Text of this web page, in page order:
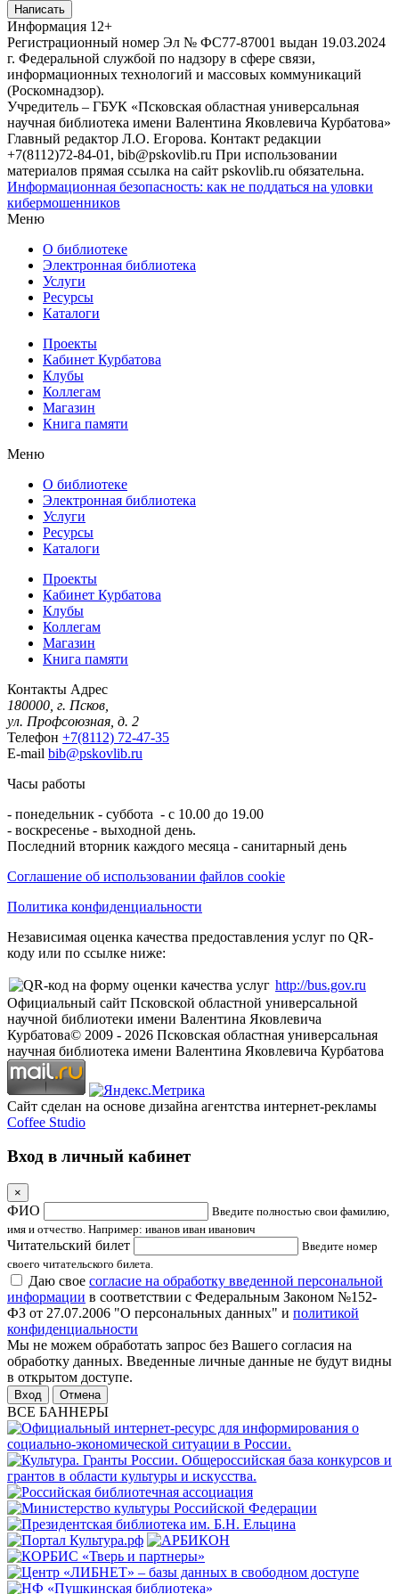
Написать
Информация 12+
Регистрационный номер Эл № ФС77-87001 выдан 19.03.2024
г. Федеральной службой по надзору в сфере связи,
информационных технологий и массовых коммуникаций
(Роскомнадзор).
Учредитель – ГБУК «Псковская областная универсальная
научная библиотека имени Валентина Яковлевича Курбатова»
Главный редактор Л.О. Егорова. Контакт редакции
+7(8112)72-84-01, bib@pskovlib.ru При использовании
материалов прямая ссылка на сайт pskovlib.ru обязательна.
Информационная безопасность: как не поддаться на уловки
кибермошенников
Меню
О библиотеке
Электронная библиотека
Услуги
Ресурсы
Каталоги
Проекты
Кабинет Курбатова
Клубы
Коллегам
Магазин
Книга памяти
Меню
О библиотеке
Электронная библиотека
Услуги
Ресурсы
Каталоги
Проекты
Кабинет Курбатова
Клубы
Коллегам
Магазин
Книга памяти
Контакты Адрес
180000, г. Псков,
ул. Профсоюзная, д. 2
Телефон +7(8112) 72-47-35
E-mail bib@pskovlib.ru
Часы работы
- понедельник - суббота - с 10.00 до 19.00
- воскресенье - выходной день.
Последний вторник каждого месяца - санитарный день
Соглашение об использовании файлов cookie
Политика конфиденциальности
Независимая оценка качества предоставления услуг по QR-
коду или по ссылке ниже:
http://bus.gov.ru
Официальный сайт Псковской областной универсальной
научной библиотеки имени Валентина Яковлевича
Курбатова© 2009 - 2026 Псковская областная универсальная
научная библиотека имени Валентина Яковлевича Курбатова
Сайт сделан на основе дизайна агентства интернет-рекламы
Coffee Studio
Вход в личный кабинет
×
ФИО
Введите полностью свои фамилию,
имя и отчество. Например: иванов иван иванович
Читательский билет
Введите номер
своего читательского билета.
Даю свое согласие на обработку введенной персональной
информации в соответствии с Федеральным Законом №152-
ФЗ от 27.07.2006 "О персональных данных" и политикой
конфиденциальности
Мы не можем обработать запрос без Вашего согласия на
обработку данных. Введенные личные данные не будут видны
в открытом доступе.
Отмена
ВСЕ БАННЕРЫ